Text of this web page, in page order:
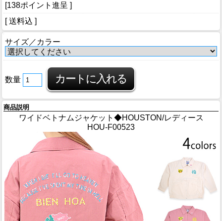
[138ポイント進呈 ]
[ 送料込 ]
サイズ／カラー
数量
商品説明
ワイドベトナムジャケット◆HOUSTON/レディース
HOU-F00523